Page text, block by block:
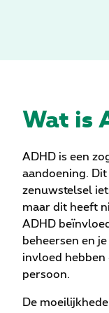
Wat is
ADHD is een
aandoening.
zenuwstelsel
maar dit heeft
ADHD
beheersen en
invloed hebben
persoon.
De